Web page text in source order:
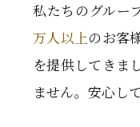
私たちのグルー
万人以上のお客
を提供してきま
ません。安心し